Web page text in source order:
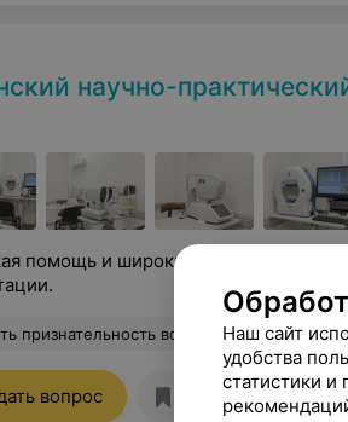
центр медицинской экспертизы и
помощь и широкие возможности
к пациентам. Особую благодарность выражаю санитарке-грязевщице Г Анне Леонидовне. Общение с ней всегда доставляет только положительные эмоции. Чувствуется высокий профессионализм и индивидуальный подход к каждому пациенту. спасибо за ваш труд и
вопрос Отзывы238
Наш сайт
удобства
статистики и